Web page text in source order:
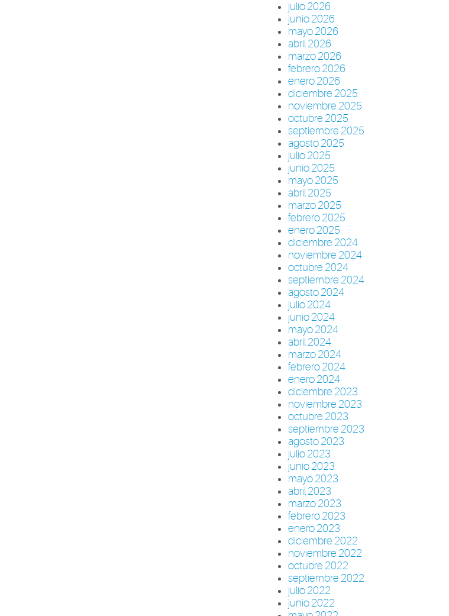
julio 2026
junio 2026
mayo 2026
abril 2026
marzo 2026
febrero 2026
enero 2026
diciembre 2025
noviembre 2025
octubre 2025
septiembre 2025
agosto 2025
julio 2025
junio 2025
mayo 2025
abril 2025
marzo 2025
febrero 2025
enero 2025
diciembre 2024
noviembre 2024
octubre 2024
septiembre 2024
agosto 2024
julio 2024
junio 2024
mayo 2024
abril 2024
marzo 2024
febrero 2024
enero 2024
diciembre 2023
noviembre 2023
octubre 2023
septiembre 2023
agosto 2023
julio 2023
junio 2023
mayo 2023
abril 2023
marzo 2023
febrero 2023
enero 2023
diciembre 2022
noviembre 2022
octubre 2022
septiembre 2022
julio 2022
junio 2022